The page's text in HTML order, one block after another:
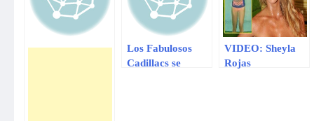
Los Fabulosos
Cadillacs se
VIDEO: Sheyla
Rojas